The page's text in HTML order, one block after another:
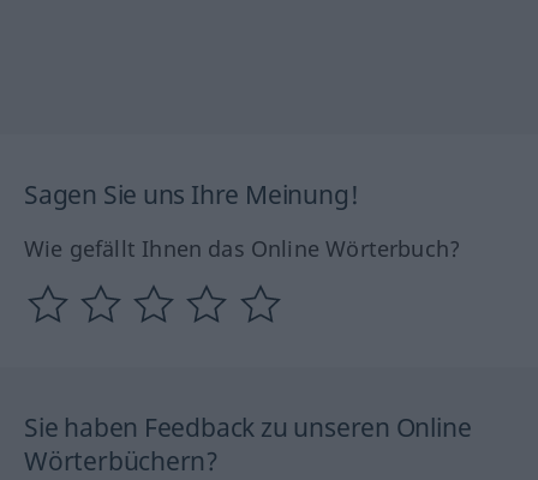
Sagen Sie uns Ihre Meinung!
Wie gefällt Ihnen das Online Wörterbuch?
Sie haben Feedback zu unseren Online
Wörterbüchern?